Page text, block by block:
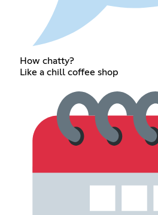
How chatty?
Like a chill coffee shop